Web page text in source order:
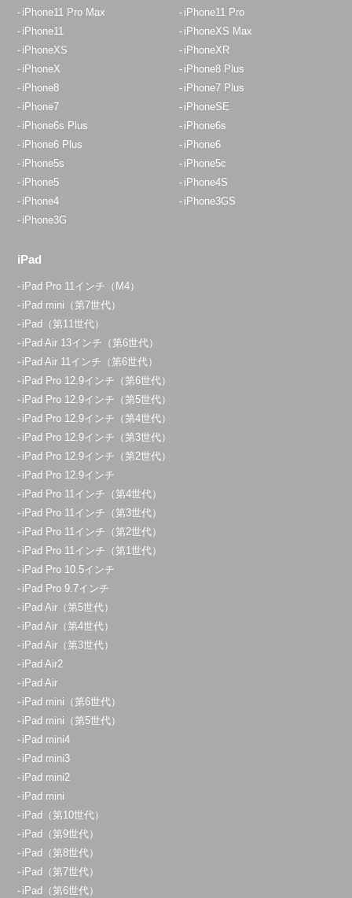
iPhone11 Pro Max
iPhone11 Pro
iPhone11
iPhoneXS Max
iPhoneXS
iPhoneXR
iPhoneX
iPhone8 Plus
iPhone8
iPhone7 Plus
iPhone7
iPhoneSE
iPhone6s Plus
iPhone6s
iPhone6 Plus
iPhone6
iPhone5s
iPhone5c
iPhone5
iPhone4S
iPhone4
iPhone3GS
iPhone3G
iPad
iPad Pro 11インチ（M4）
iPad mini（第7世代）
iPad（第11世代）
iPad Air 13インチ（第6世代）
iPad Air 11インチ（第6世代）
iPad Pro 12.9インチ（第6世代）
iPad Pro 12.9インチ（第5世代）
iPad Pro 12.9インチ（第4世代）
iPad Pro 12.9インチ（第3世代）
iPad Pro 12.9インチ（第2世代）
iPad Pro 12.9インチ
iPad Pro 11インチ（第4世代）
iPad Pro 11インチ（第3世代）
iPad Pro 11インチ（第2世代）
iPad Pro 11インチ（第1世代）
iPad Pro 10.5インチ
iPad Pro 9.7インチ
iPad Air（第5世代）
iPad Air（第4世代）
iPad Air（第3世代）
iPad Air2
iPad Air
iPad mini（第6世代）
iPad mini（第5世代）
iPad mini4
iPad mini3
iPad mini2
iPad mini
iPad（第10世代）
iPad（第9世代）
iPad（第8世代）
iPad（第7世代）
iPad（第6世代）